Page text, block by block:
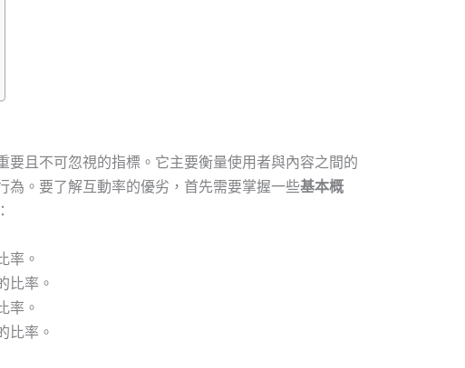
要且不可忽視的指標。它主要衡量使用者與內容之間的
為。要了解互動率的優劣，首先需要掌握一些基本概
率。
比率。
率。
比率。